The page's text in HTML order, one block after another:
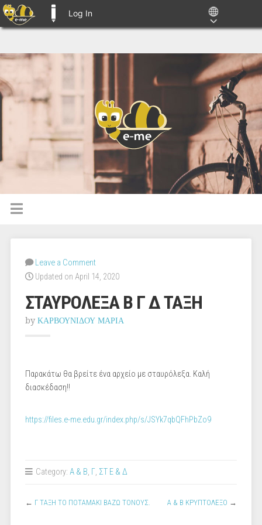
Log In
Leave a Comment
Updated on April 14, 2020
ΣΤΑΥΡΟΛΕΞΑ Β Γ Δ ΤΑΞΗ
by ΚΑΡΒΟΥΝΙΔΟΥ ΜΑΡΙΑ
Παρακάτω θα βρείτε ένα αρχείο με σταυρόλεξα. Καλή
διασκέδαση!!
https://files.e-me.edu.gr/index.php/s/JSYk7qbQFhPbZo9
Category: Α & Β, Γ, ΣΤ Ε & Δ
← Γ ΤΑΞΗ ΤΟ ΠΟΤΑΜΑΚΙ ΒΑΖΩ ΤΟΝΟΥΣ. Α & Β ΚΡΥΠΤΟΛΕΞΟ →